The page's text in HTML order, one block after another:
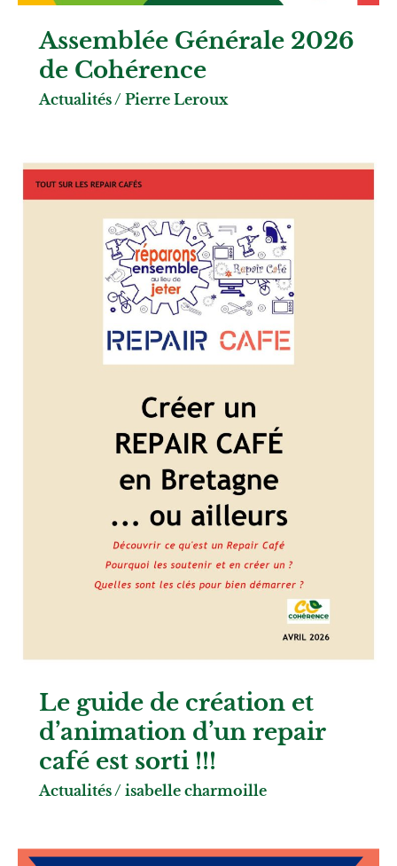
Assemblée Générale 2026
de Cohérence
Actualités/ Pierre Leroux
Le guide de création et
d’animation d’un repair
café est sorti !!!
Actualités / isabelle charmoille